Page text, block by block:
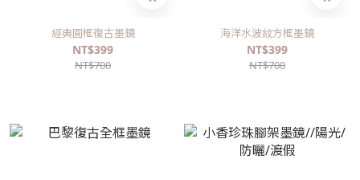
經典圓框復古墨鏡
NT$399
NT$700
海洋水波紋方框墨鏡
NT$399
NT$700